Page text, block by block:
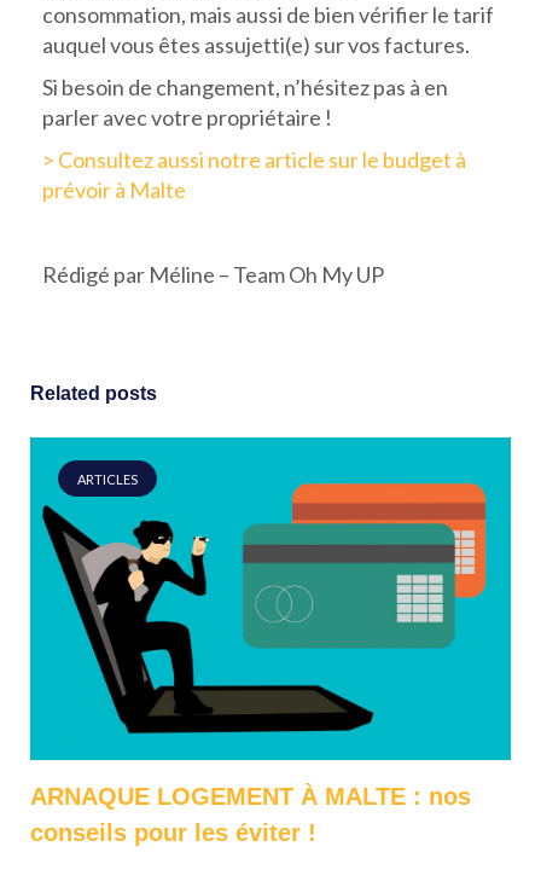
consommation, mais aussi de bien vérifier le tarif
auquel vous êtes assujetti(e) sur vos factures.
Si besoin de changement, n’hésitez pas à en
parler avec votre propriétaire !
> Consultez aussi notre article sur le budget à
prévoir à Malte
Rédigé par Méline – Team Oh My UP
Related posts
ARTICLES
ARNAQUE LOGEMENT À MALTE : nos
conseils pour les éviter !